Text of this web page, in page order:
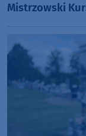
Mistrzowski